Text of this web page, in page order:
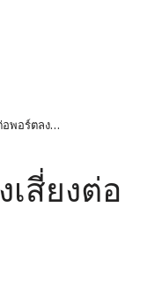
Margin Call คืออะไร? ทำไมจึงเสี่ยงต่อพอร์ตลงทุน
เสี่ยงต่อ